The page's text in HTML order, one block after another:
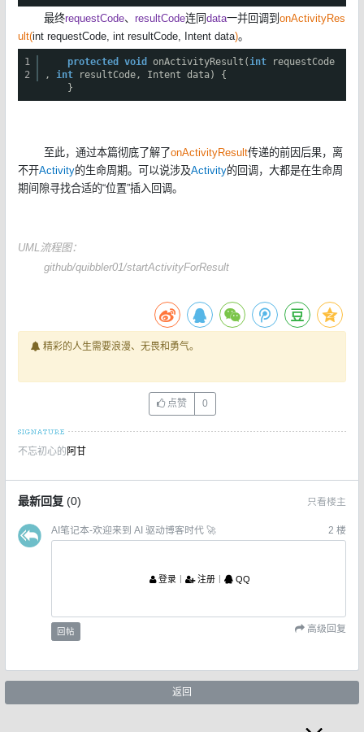
最终requestCode、 resultCode连同 data一并回调到 onActivityRes
ult(int requestCode, int resultCode, Intent data)。
1
2
protected void onActivityResult(int
requestCode
, int
resultCode, Intent data) {
}
至此，通过本篇彻底了解了onActivityResult传递的前因后果，离
不开Activity的生命周期。可以说涉及Activity的回调，大都是在生命周
期间隙寻找合适的“位置”插入回调。
UML流程图：
github/quibbler01/startActivityForResult
精彩的人生需要浪漫、无畏和勇气。
点赞 0
不忘初心的 阿甘
最新回复 (0) 只看楼主
AI笔记本-欢迎来到 AI 驱动博客时代 🚀 2 楼
登录丨 注册丨 QQ
回帖 高级回复
返回